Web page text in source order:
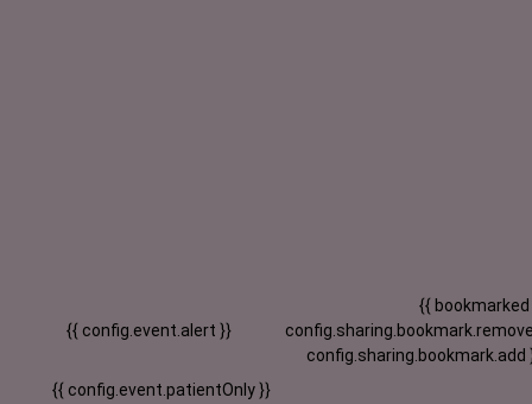
{{ config.event.alert }}
{{ bookmarked
config.sharing.bookmark.add
{{ config.event.patientOnly }}